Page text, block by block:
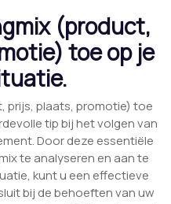
(product,
toe op je
prijs, plaats, promotie) toe
tip bij het volgen van
Door deze essentiële
te analyseren en aan te
kunt u een effectieve
bij de behoeften van uw